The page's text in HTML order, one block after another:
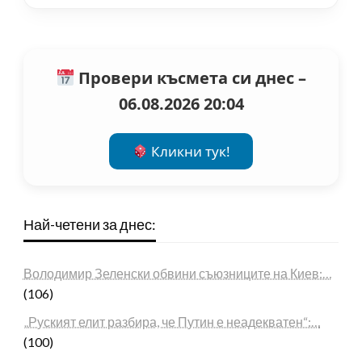
Провери късмета си днес –
06.08.2026 20:04
Кликни тук!
Най-четени за днес:
Володимир Зеленски обвини съюзниците на Киев:…
(106)
„Руският елит разбира, че Путин е неадекватен“:…
(100)